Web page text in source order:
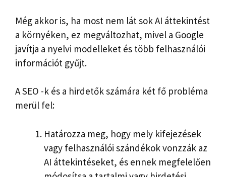
Még akkor is, ha most nem lát sok AI áttekintést
a környéken, ez megváltozhat, mivel a Google
javítja a nyelvi modelleket és több felhasználói
információt gyűjt.
A SEO -k és a hirdetők számára két fő probléma
merül fel:
Határozza meg, hogy mely kifejezések
vagy felhasználói szándékok vonzzák az
AI áttekintéseket, és ennek megfelelően